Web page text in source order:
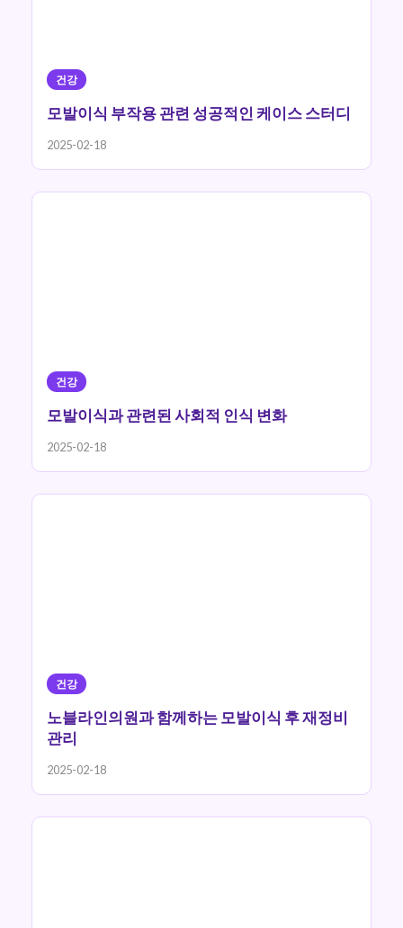
건강
모발이식 부작용 관련 성공적인 케이스 스터디
2025-02-18
건강
모발이식과 관련된 사회적 인식 변화
2025-02-18
건강
노블라인의원과 함께하는 모발이식 후 재정비
관리
2025-02-18